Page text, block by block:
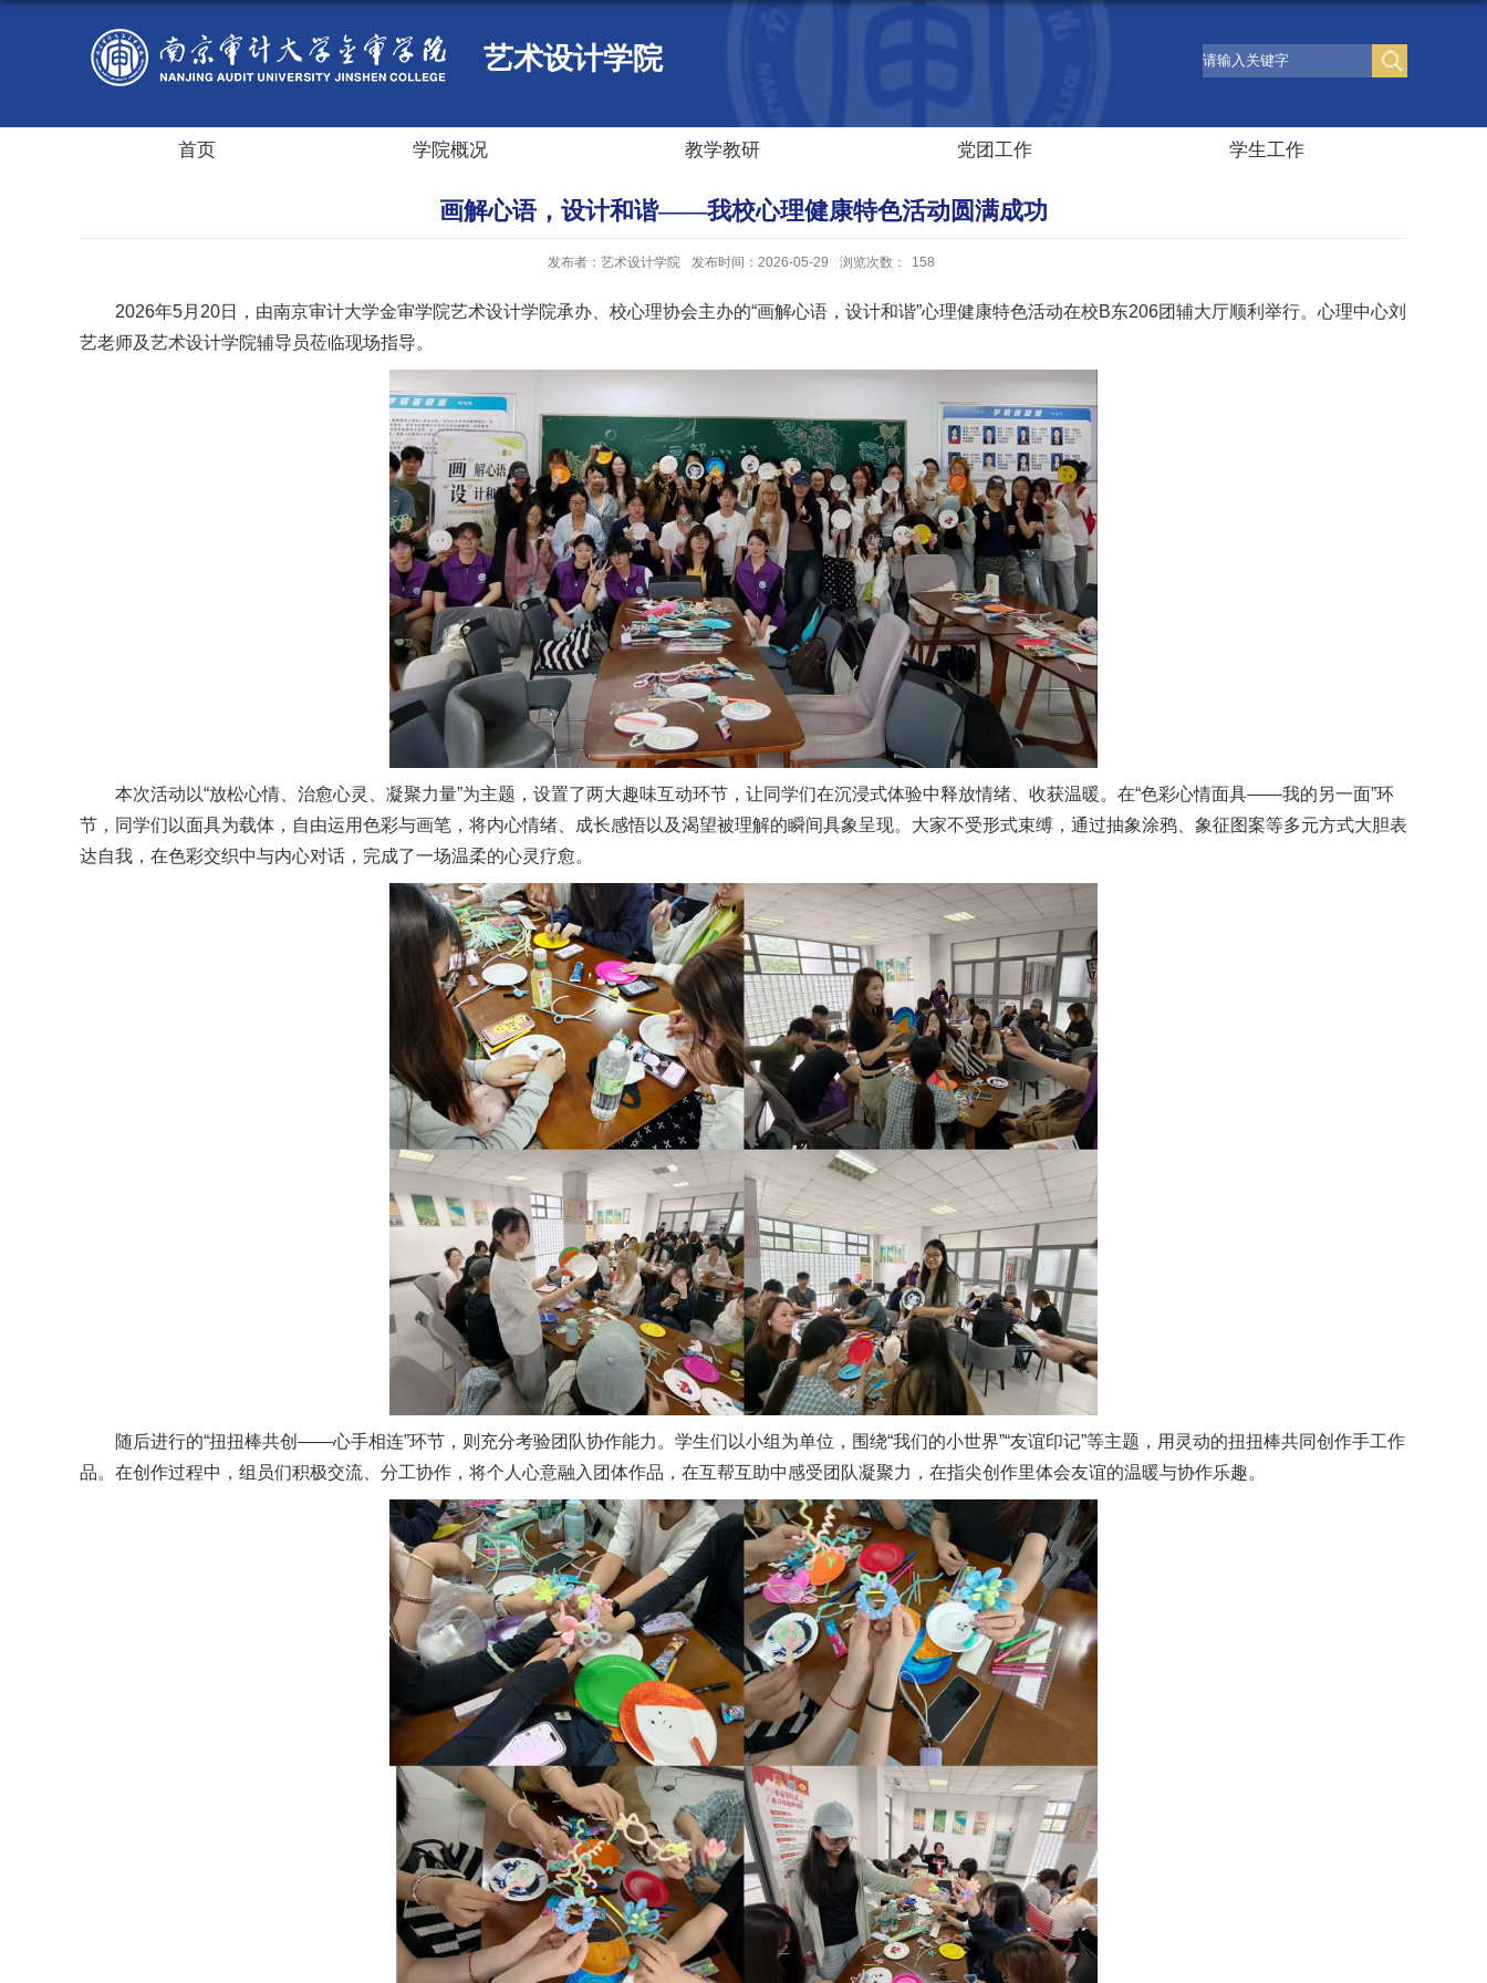
艺术设计学院
首页 学院概况 教学教研 党团工作 学生工作
画解心语，设计和谐——我校心理健康特色活动圆满成功
发布者：艺术设计学院 发布时间：2026-05-29 浏览次数： 158
2026年5月20日，由南京审计大学金审学院艺术设计学院承办、校心理协会主办的“画解心语，设计和谐”心理健康特色活动在校B东206团辅大厅顺利举行。心理中心刘
艺老师及艺术设计学院辅导员莅临现场指导。
本次活动以“放松心情、治愈心灵、凝聚力量”为主题，设置了两大趣味互动环节，让同学们在沉浸式体验中释放情绪、收获温暖。在“色彩心情面具——我的另一面”环
节，同学们以面具为载体，自由运用色彩与画笔，将内心情绪、成长感悟以及渴望被理解的瞬间具象呈现。大家不受形式束缚，通过抽象涂鸦、象征图案等多元方式大胆表
达自我，在色彩交织中与内心对话，完成了一场温柔的心灵疗愈。
随后进行的“扭扭棒共创——心手相连”环节，则充分考验团队协作能力。学生们以小组为单位，围绕“我们的小世界”“友谊印记”等主题，用灵动的扭扭棒共同创作手工作
品。在创作过程中，组员们积极交流、分工协作，将个人心意融入团体作品，在互帮互助中感受团队凝聚力，在指尖创作里体会友谊的温暖与协作乐趣。